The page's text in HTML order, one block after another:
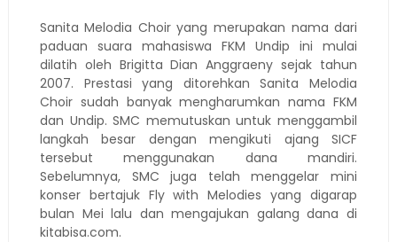
Sanita Melodia Choir yang merupakan nama dari
paduan suara mahasiswa FKM Undip ini mulai
dilatih oleh Brigitta Dian Anggraeny sejak tahun
2007. Prestasi yang ditorehkan Sanita Melodia
Choir sudah banyak mengharumkan nama FKM
dan Undip. SMC memutuskan untuk menggambil
langkah besar dengan mengikuti ajang SICF
tersebut menggunakan dana mandiri.
Sebelumnya, SMC juga telah menggelar mini
konser bertajuk Fly with Melodies yang digarap
bulan Mei lalu dan mengajukan galang dana di
kitabisa.com.